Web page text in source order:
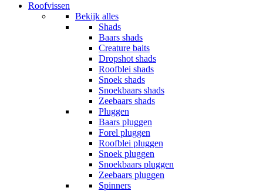
Roofvissen
Bekijk alles
Shads
Baars shads
Creature baits
Dropshot shads
Roofblei shads
Snoek shads
Snoekbaars shads
Zeebaars shads
Pluggen
Baars pluggen
Forel pluggen
Roofblei pluggen
Snoek pluggen
Snoekbaars pluggen
Zeebaars pluggen
Spinners